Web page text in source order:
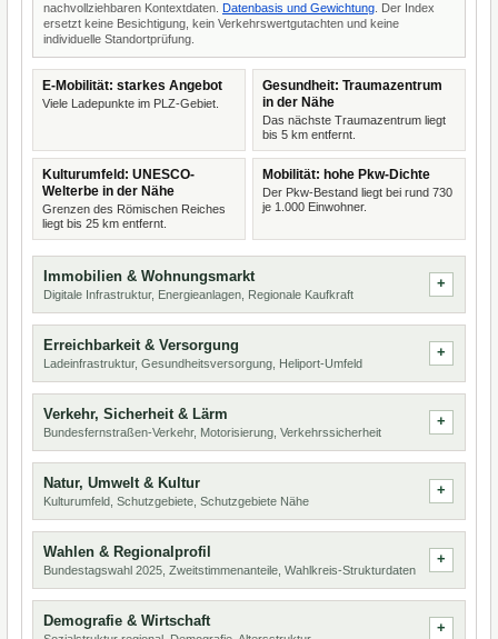
nachvollziehbaren Kontextdaten. Datenbasis und Gewichtung . Der Index
ersetzt keine Besichtigung, kein Verkehrswertgutachten und keine
individuelle Standortprüfung.
E-Mobilität: starkes Angebot
Viele Ladepunkte im PLZ-Gebiet.
Gesundheit: Traumazentrum
in der Nähe
Das nächste Traumazentrum liegt
bis 5 km entfernt.
Kulturumfeld: UNESCO-
Welterbe in der Nähe
Grenzen des Römischen Reiches
liegt bis 25 km entfernt.
Mobilität: hohe Pkw-Dichte
Der Pkw-Bestand liegt bei rund 730
je 1.000 Einwohner.
Immobilien & Wohnungsmarkt
Digitale Infrastruktur, Energieanlagen, Regionale Kaufkraft
Erreichbarkeit & Versorgung
Ladeinfrastruktur, Gesundheitsversorgung, Heliport-Umfeld
Verkehr, Sicherheit & Lärm
Bundesfernstraßen-Verkehr, Motorisierung, Verkehrssicherheit
Natur, Umwelt & Kultur
Kulturumfeld, Schutzgebiete, Schutzgebiete Nähe
Wahlen & Regionalprofil
Bundestagswahl 2025, Zweitstimmenanteile, Wahlkreis-Strukturdaten
Demografie & Wirtschaft